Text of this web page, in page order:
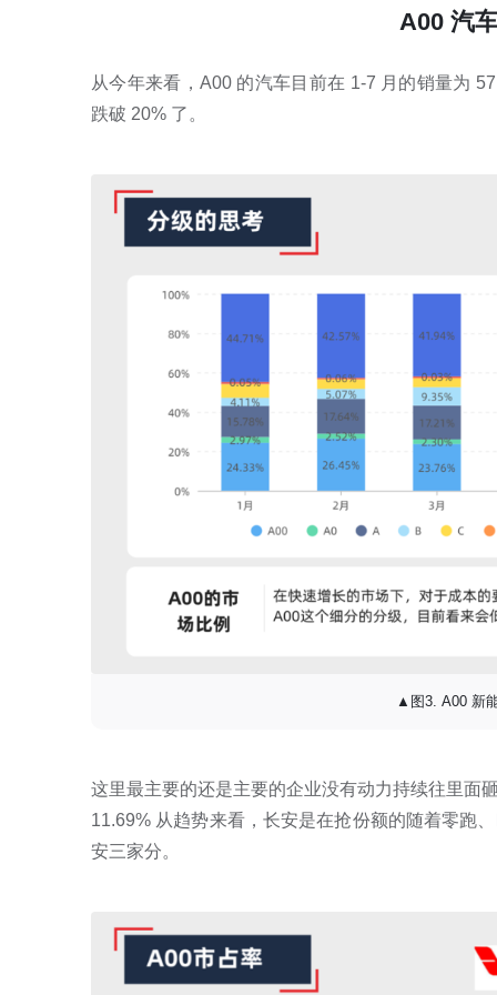
A00 汽
从今年来看，A00 的汽车目前在 1-7 月的销量为
跌破 20% 了。
▲图3. A00 新
这里最主要的还是主要的企业没有动力持续往里面
11.69% 从趋势来看，长安是在抢份额的随着零跑
安三家分。